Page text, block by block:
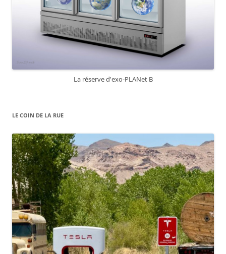
La réserve d'exo-PLANet B
LE COIN DE LA RUE